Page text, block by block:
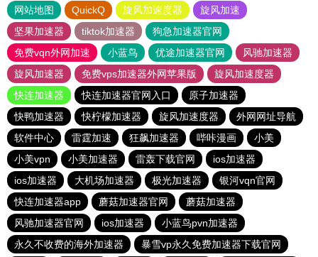
网站地图 QuickQ 旋风加速度器
旋风加速
坚果加速器
tiktok加速器
狗急加速器官网
免费vqn外网加速
小蓝鸟 优途加速器官网
风驰加速器
旋风加速器
免费vps加速器外网苹果版
旋风加速度器
快连加速器
快连加速器官网入口
原子加速器
快鸭加速器
快柠檬加速器 旋风加速度器
外网网址导航
软件中心
雷霆加速 狂飙加速器 哔咔漫画
小美
小美vpn
小美加速器 雷轰下载官网
ios加速器
ios加速器
大机场加速器 极光加速器
银河vqn官网
快连加速器app
蘑菇加速器官网
蘑菇加速器
风驰加速器官网
ios加速器
小蓝鸟pvn加速器
永久不收费的海外加速器
暴雪vp永久免费加速器下载官网